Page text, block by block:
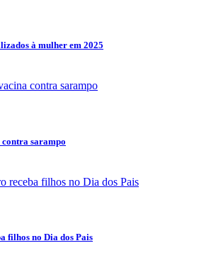
à mulher em 2025
sarampo
filhos no Dia dos Pais